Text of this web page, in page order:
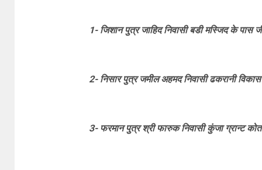
1- जिशान पुत्र जाहिद निवासी बडी मस्जिद के पास
2- निसार पुत्र जमील अहमद निवासी ढकरानी
3- फरमान पुत्र श्री फारुक निवासी कुंजा ग्रान्ट